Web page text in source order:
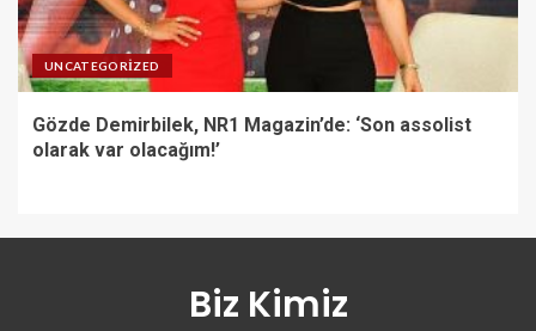
UNCATEGORIZED
Gözde Demirbilek, NR1 Magazin’de: ‘Son assolist
olarak var olacağım!’
Biz Kimiz